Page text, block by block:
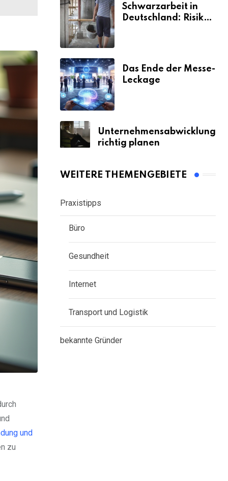
und
zu
Schwarzarbeit in
Deutschland: Risiken
Das Ende der Messe-
Leckage
Unternehmensabwicklung
richtig planen
WEITERE THEMENGEBIETE
Praxistipps
Büro
Gesundheit
Internet
Transport und Logistik
bekannte Gründer